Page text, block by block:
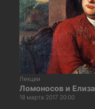
Лекции
Ломоносов и
18 марта 2017 20:00